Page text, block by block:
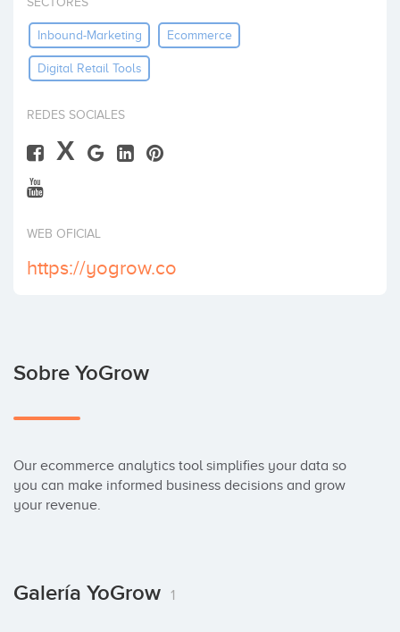
Inbound-Marketing Ecommerce
Digital Retail Tools
REDES SOCIALES
X
WEB OFICIAL
https://yogrow.co
Sobre YoGrow
Our ecommerce analytics tool simplifies your data so
you can make informed business decisions and grow
your revenue.
Galería YoGrow 1